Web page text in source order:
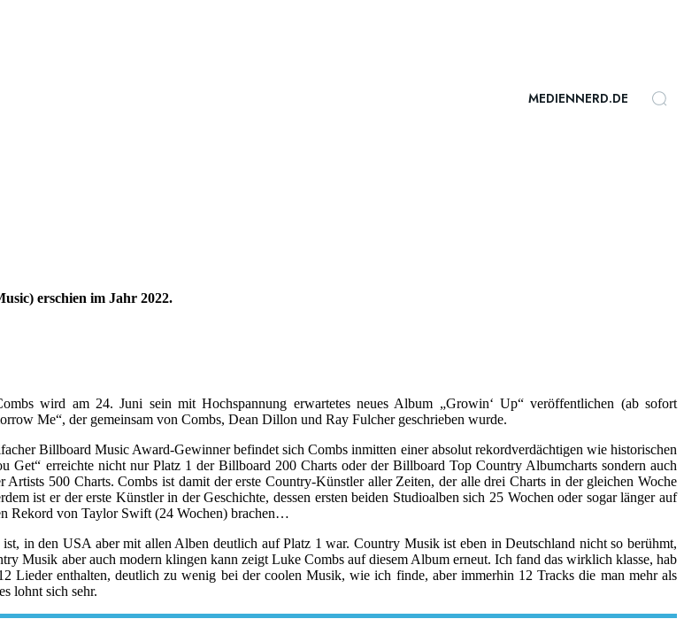
MEDIENNERD.DE
erschien im Jahr 2022.
wird am 24. Juni sein mit Hochspannung erwartetes neues Album „Growin‘ Up“ veröffentlichen (ab sofort
Me“, der gemeinsam von Combs, Dean Dillon und Ray Fulcher geschrieben wurde.
Billboard Music Award-Gewinner befindet sich Combs inmitten einer absolut rekordverdächtigen wie historischen
Get“ erreichte nicht nur Platz 1 der Billboard 200 Charts oder der Billboard Top Country Albumcharts sondern auch
500 Charts. Combs ist damit der erste Country-Künstler aller Zeiten, der alle drei Charts in der gleichen Woche
ist er der erste Künstler in der Geschichte, dessen ersten beiden Studioalben sich 25 Wochen oder sogar länger auf
Rekord von Taylor Swift (24 Wochen) brachen…
in den USA aber mit allen Alben deutlich auf Platz 1 war. Country Musik ist eben in Deutschland nicht so berühmt,
Musik aber auch modern klingen kann zeigt Luke Combs auf diesem Album erneut. Ich fand das wirklich klasse, hab
Lieder enthalten, deutlich zu wenig bei der coolen Musik, wie ich finde, aber immerhin 12 Tracks die man mehr als
lohnt sich sehr.